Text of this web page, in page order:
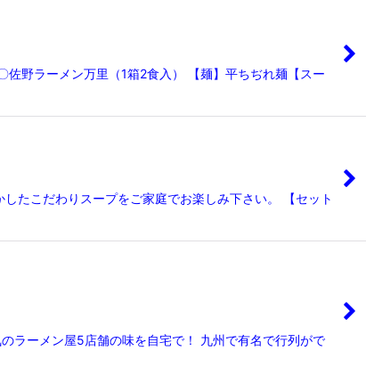
野ラーメン万里（1箱2食入） 【麺】平ちぢれ麺【スー
たこだわりスープをご家庭でお楽しみ下さい。 【セット
ラーメン屋5店舗の味を自宅で！ 九州で有名で行列がで